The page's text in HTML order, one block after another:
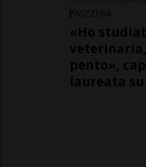
SVIZZERA
«Ho
pento»,
laureata